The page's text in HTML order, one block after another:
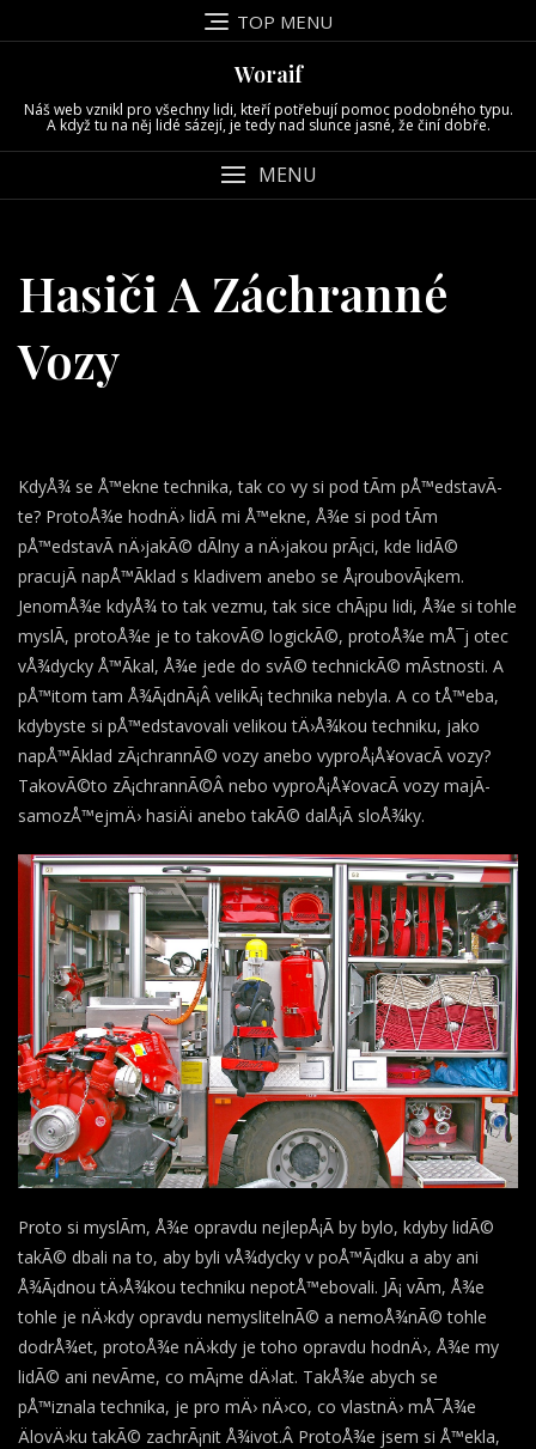
to
TOP MENU
Woraif
Náš web vznikl pro všechny lidi, kteří potřebují pomoc podobného typu.
A když tu na něj lidé sázejí, je tedy nad slunce jasné, že činí dobře.
MENU
Hasiči A Záchranné
Vozy
KdyÅ¾ se Å™ekne technika, tak co vy si pod tÃ­m pÅ™edstavÃ­
te? ProtoÅ¾e hodnÄ› lidÃ­ mi Å™ekne, Å¾e si pod tÃ­m
pÅ™edstavÃ­ nÄ›jakÃ© dÃ­lny a nÄ›jakou prÃ¡ci, kde lidÃ©
pracujÃ­ napÅ™Ã­klad s kladivem anebo se Å¡roubovÃ¡kem.
JenomÅ¾e kdyÅ¾ to tak vezmu, tak sice chÃ¡pu lidi, Å¾e si tohle
myslÃ­, protoÅ¾e je to takovÃ© logickÃ©, protoÅ¾e mÅ¯j otec
vÅ¾dycky Å™Ã­kal, Å¾e jede do svÃ© technickÃ© mÃ­stnosti. A
pÅ™itom tam Å¾Ã¡dnÃ¡Â velikÃ¡ technika nebyla. A co tÅ™eba,
kdybyste si pÅ™edstavovali velikou tÄ›Å¾kou techniku, jako
napÅ™Ã­klad zÃ¡chrannÃ© vozy anebo vyproÅ¡Å¥ovacÃ­ vozy?
TakovÃ©to zÃ¡chrannÃ©Â nebo vyproÅ¡Å¥ovacÃ­ vozy majÃ­
samozÅ™ejmÄ› hasiÄi anebo takÃ© dalÅ¡Ã­ sloÅ¾ky.
Proto si myslÃ­m, Å¾e opravdu nejlepÅ¡Ã­ by bylo, kdyby lidÃ©
takÃ© dbali na to, aby byli vÅ¾dycky v poÅ™Ã¡dku a aby ani
Å¾Ã¡dnou tÄ›Å¾kou techniku nepotÅ™ebovali. JÃ¡ vÃ­m, Å¾e
tohle je nÄ›kdy opravdu nemyslitelnÃ© a nemoÅ¾nÃ© tohle
dodrÅ¾et, protoÅ¾e nÄ›kdy je toho opravdu hodnÄ›, Å¾e my
lidÃ© ani nevÃ­me, co mÃ¡me dÄ›lat. TakÅ¾e abych se
pÅ™iznala technika, je pro mÄ› nÄ›co, co vlastnÄ› mÅ¯Å¾e
ÄlovÄ›ku takÃ© zachrÃ¡nit Å¾ivot.Â ProtoÅ¾e jsem si Å™ekla,